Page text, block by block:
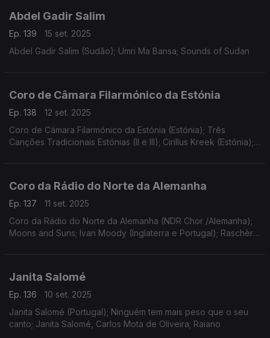
Abdel Gadir Salim
Ep. 139
15 set. 2025
Abdel Gadir Salim (Sudão); Umri Ma Bansa; Sounds of Sudan
Coro de Câmara Filarmónico da Estónia
Ep. 138
12 set. 2025
Coro de Câmara Filarmónico da Estónia (Estónia); Três
Canções Tradicionais Estónias (II e III); Cirillus Kreek (Estónia);
Coro da Rádio do Norte da Alemanha
Ep. 137
11 set. 2025
Coro da Rádio do Norte da Alemanha (NDR Chor /Alemanha);
Moons and Suns; Ivan Moody (Inglaterra e Portugal); Raschèr
Janita Salomé
Ep. 136
10 set. 2025
Janita Salomé (Portugal); Ninguém tem mais peso que o seu
canto; Janita Salomé, Carlos Mota de Oliveira; Raiano